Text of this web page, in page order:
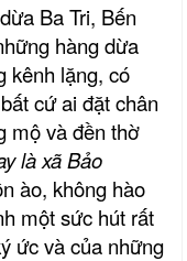
Ba Tri, Bến
hàng dừa
kênh lặng, có
cứ ai đặt chân
mộ và đền thờ
là xã Bảo
ào, không hào
một sức hút rất
ức và của những